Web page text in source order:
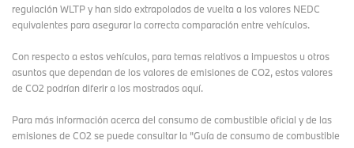
regulación WLTP y han sido extrapolados de vuelta a los valores NEDC
equivalentes para asegurar la correcta comparación entre vehículos.
Con respecto a estos vehículos, para temas relativos a impuestos u otros
asuntos que dependan de los valores de emisiones de CO2, estos valores
de CO2 podrían diferir a los mostrados aquí.
Para más información acerca del consumo de combustible oficial y de las
emisiones de CO2 se puede consultar la "Guía de consumo de combustible